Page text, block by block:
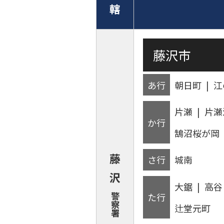
轄
藤
沢
警
察
署
藤沢市
あ行 朝日町
か行
片瀬
片
鵠沼桜が岡
さ行 城南
た行
大鋸
高谷
辻堂元町